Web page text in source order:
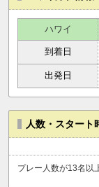
ハワイ
到着日
出発日
人数・スタート
プレー人数が13名以